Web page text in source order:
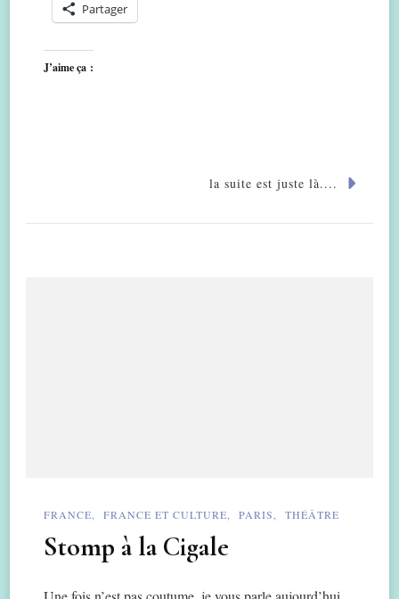
Partager
J’aime ça :
la suite est juste là....
FRANCE FRANCE ET CULTURE PARIS THÉÂTRE
Stomp à la Cigale